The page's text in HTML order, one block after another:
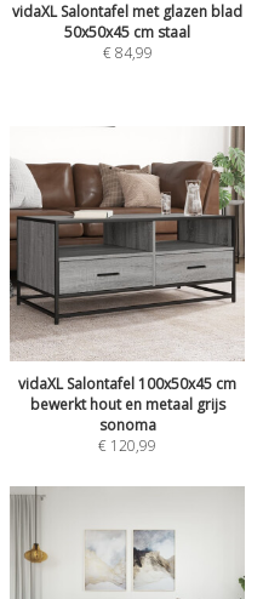
vidaXL Salontafel met glazen blad
50x50x45 cm staal
€84,99
vidaXL Salontafel 100x50x45 cm
bewerkt hout en metaal grijs
sonoma
€ 120,99